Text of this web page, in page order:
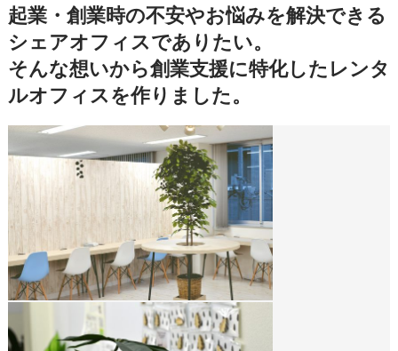
起業・創業時の不安やお悩みを解決できる
シェアオフィスでありたい。
そんな想いから創業支援に特化したレンタ
ルオフィスを作りました。